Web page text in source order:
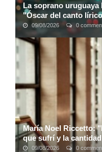
La soprano
"Óscar del canto
09/08/2026 0
La soprano uruguaya
Mejor Soprano
en los
apodados "los Oscar del
María Noel Riccetto:
que sufrí y la
09/08/2026 0